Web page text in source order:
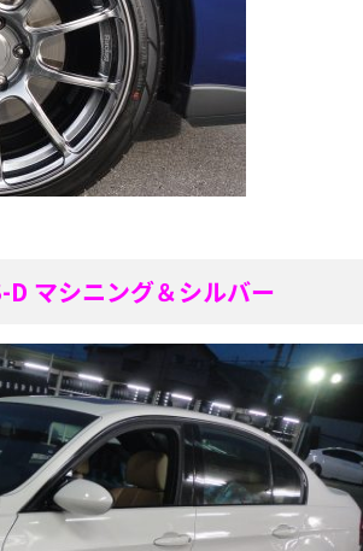
マシニング＆シルバー